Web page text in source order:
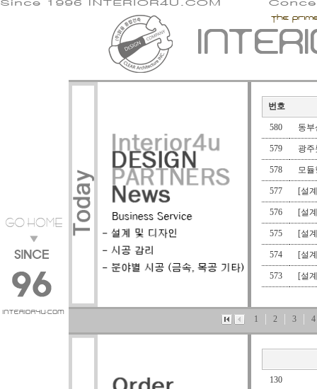
번호
580 동
579 광
578 모
577 [설
576 [설
575 [설
574 [설
573 [설
1 2 3 4
130